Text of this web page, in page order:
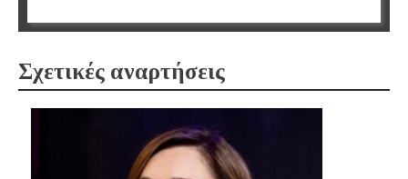
Σχετικές αναρτήσεις